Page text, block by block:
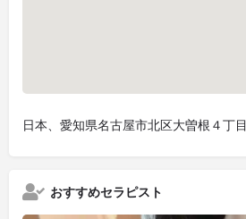
日本、愛知県名古屋市北区大曽根４丁目
おすすめセラピスト